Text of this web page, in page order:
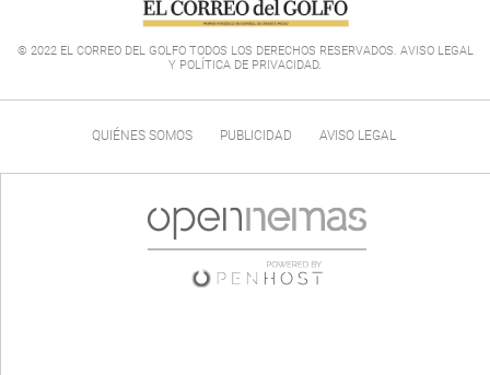
© 2022 EL CORREO DEL GOLFO TODOS LOS DERECHOS RESERVADOS. AVISO LEGAL
Y POLÍTICA DE PRIVACIDAD.
QUIÉNES SOMOS PUBLICIDAD AVISO LEGAL